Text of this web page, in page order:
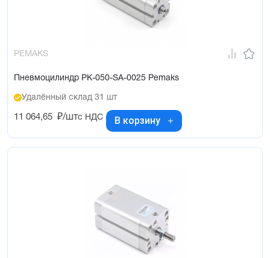
PEMAKS
Пневмоцилиндр PK-050-SA-0025 Pemaks
Удалённый склад 31 шт
11 064,65 ₽/штс НДС В корзину